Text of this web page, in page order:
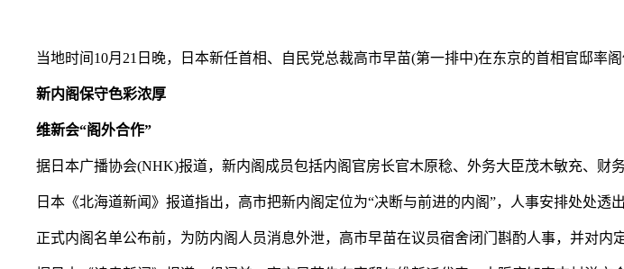
当地时间10月21日晚，日本新任首相、自民党总裁高市早苗(第一排中)在东京的首相官邸率阁
新内阁保守色彩浓厚
维新会“阁外合作”
据日本广播协会(NHK)报道，新内阁成员包括内阁官房长官木原稔、外务大臣茂木敏充、财
日本《北海道新闻》报道指出，高市把新内阁定位为“决断与前进的内阁”，人事安排处处透出
正式内阁名单公布前，为防内阁人员消息外泄，高市早苗在议员宿舍闭门斟酌人事，并对内定